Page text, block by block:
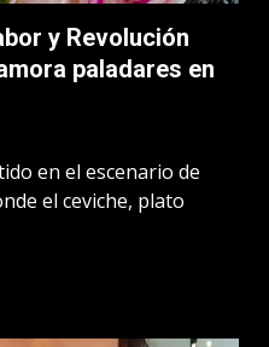
y Revolución
paladares en
en el escenario de
el ceviche, plato